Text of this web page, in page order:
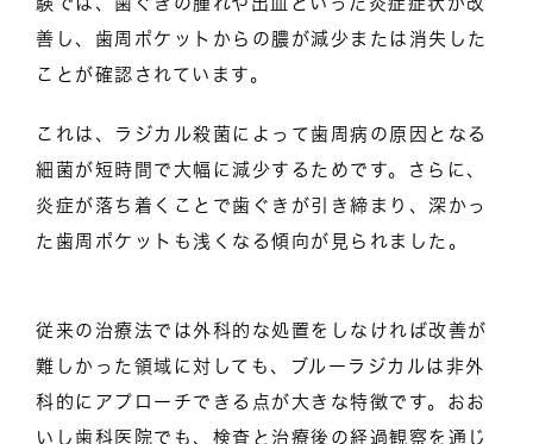
善し、歯周ポケットからの膿が減少または消失した
ことが確認されています。
これは、ラジカル殺菌によって歯周病の原因となる
細菌が短時間で大幅に減少するためです。さらに、
炎症が落ち着くことで歯ぐきが引き締まり、深かっ
た歯周ポケットも浅くなる傾向が見られました。
従来の治療法では外科的な処置をしなければ改善が
難しかった領域に対しても、ブルーラジカルは非外
科的にアプローチできる点が大きな特徴です。おお
いし歯科医院でも、検査と治療後の経過観察を通じ